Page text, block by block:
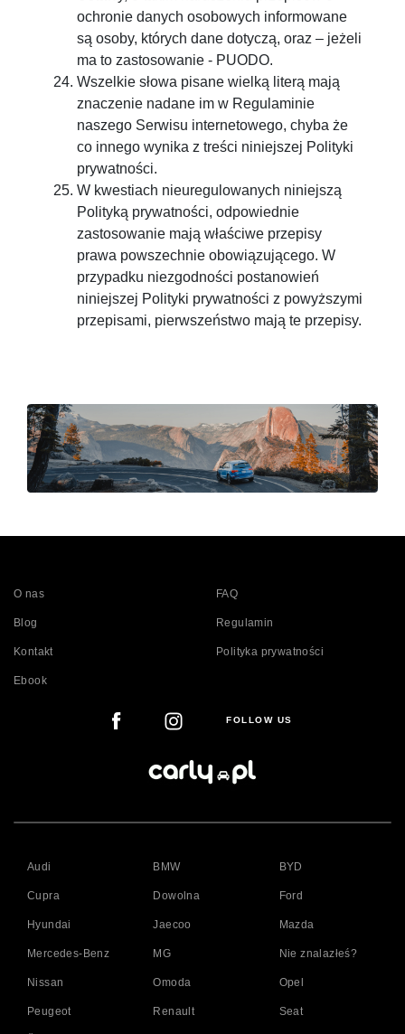
ochronie danych osobowych informowane
są osoby, których dane dotyczą, oraz – jeżeli
ma to zastosowanie - PUODO.
Wszelkie słowa pisane wielką literą mają
znaczenie nadane im w Regulaminie
naszego Serwisu internetowego, chyba że
co innego wynika z treści niniejszej Polityki
prywatności.
W kwestiach nieuregulowanych niniejszą
Polityką prywatności, odpowiednie
zastosowanie mają właściwe przepisy
prawa powszechnie obowiązującego. W
przypadku niezgodności postanowień
niniejszej Polityki prywatności z powyższymi
przepisami, pierwszeństwo mają te przepisy.
O nas
Blog
Kontakt
Ebook
FAQ
Regulamin
Polityka prywatności
FOLLOW US
Audi BMW BYD
Cupra Dowolna Ford
Hyundai Jaecoo Mazda
Mercedes-Benz MG Nie znalazłeś?
Nissan Omoda Opel
Peugeot Renault Seat